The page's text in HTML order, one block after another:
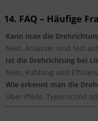
14. FAQ – Häufige
Kann man die
Nein, Anlasser sind fest
Ist die Drehrichtung bei
Nein, Kühlung und
Wie erkennt man die
Über Pfeile, Typenschild